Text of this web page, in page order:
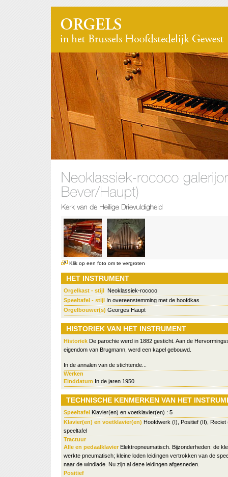
Klik op een foto om te vergroten
HET INSTRUMENT
Orgelkast - stijl Neoklassiek-rococo
Speeltafel - stijl In overeenstemming met de hoofdkas
Orgelbouwer(s) Georges Haupt
HISTORIEK VAN HET INSTRUMENT
Historiek De parochie werd in 1882 gesticht. Aan de
eigendom van Brugmann, werd een kapel gebouwd.
In de annalen van de stichtende...
Werken
Einddatum In de jaren 1950
TECHNISCHE KENMERKEN VAN HET
Speeltafel Klavier(en) en voetklavier(en) : 5
Klavier(en) en voetklavier(en) Hoofdwerk (I), Positief (II), Reciet
speeltafel
Tractuur
Alle en pedaalklavier Elektropneumatisch. Bijzonderheden: de
werkte pneumatisch; kleine loden leidingen vertrokken van de
naar de windlade. Nu zijn al deze leidingen afgesneden.
Positief